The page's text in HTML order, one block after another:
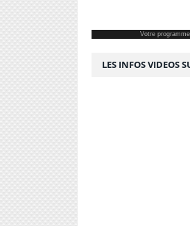
Votre
LES INFOS VIDEOS